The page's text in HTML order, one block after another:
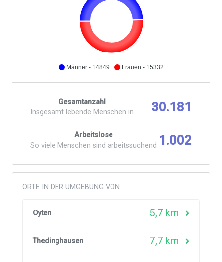
Männer - 14849 Frauen - 15332
Gesamtanzahl
Insgesamt lebende Menschen in
30.181
Arbeitslose
So viele Menschen sind arbeitssuchend 1.002
ORTE IN DER UMGEBUNG VON
Oyten 5,7 km
Thedinghausen 7,7 km